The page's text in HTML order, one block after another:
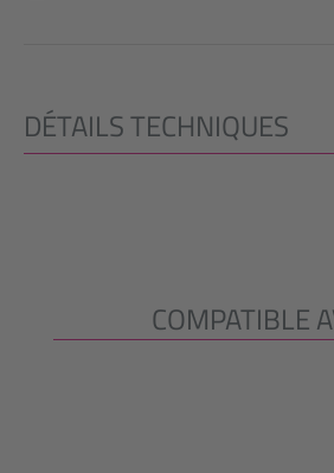
DÉTAILS TECHNIQUES
Ignorer la galerie de produits
COMPATIBLE